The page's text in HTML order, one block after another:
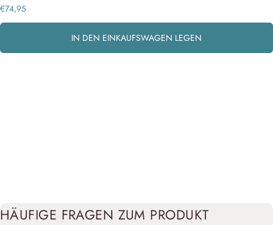
€74,95
IN DEN EINKAUFSWAGEN LEGEN
HÄUFIGE FRAGEN ZUM PRODUKT